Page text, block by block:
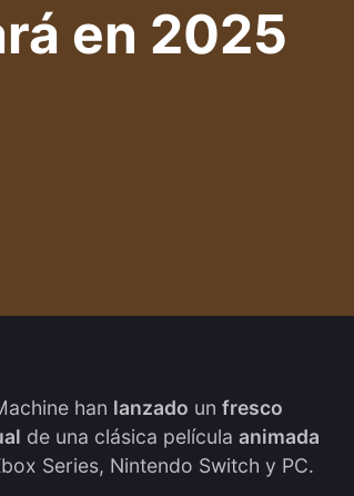
en 2025
han lanzado unfresco
de una clásica películaanimada
Series, Nintendo Switch y PC.